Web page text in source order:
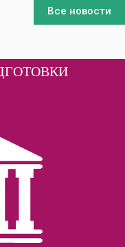
Все новости